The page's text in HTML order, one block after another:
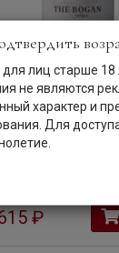
и "WOMS"
год.
Kaesler, The Bogan,
Боган, Шираз, 2018
| Южная
руб
лиц старше 18
не являются
характер и
Для